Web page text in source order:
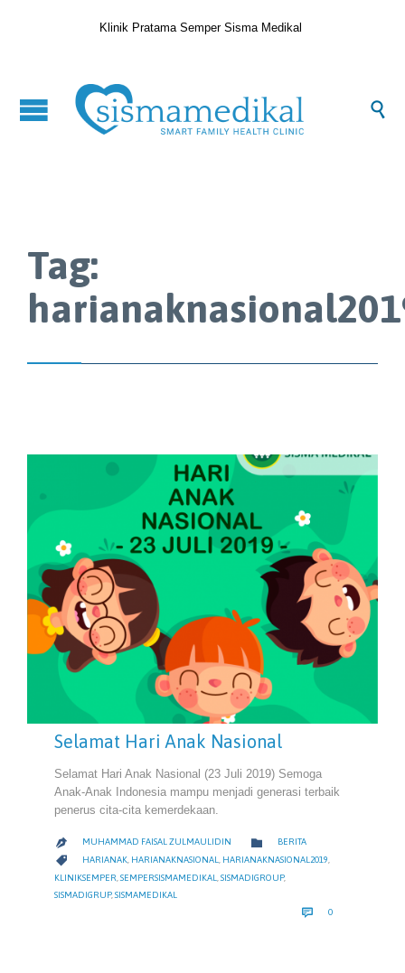
Klinik Pratama Semper Sisma Medikal

Tag:
Selamat Hari Anak Nasional
Selamat Hari Anak Nasional (23 Juli 2019) Semoga
Anak-Anak Indonesia mampu menjadi generasi terbaik
penerus cita-cita kemerdekaan.
 MUHAMMAD FAISAL ZULMAULIDIN  CATEGORY
BERITA
 CATEGORY
HARIANAK, HARIANAKNASIONAL, HARIANAKNASIONAL2019,
KLINIKSEMPER SEMPERSISMAMEDIKAL SISMADIGROUP,
SISMADIGRUP, SISMAMEDIKAL
 0